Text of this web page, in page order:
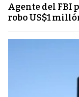
Agente del FBI
robo US$1